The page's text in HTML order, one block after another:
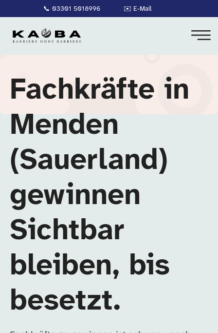
📞 03301 5018996 ✉️ E-Mail
Fachkräfte in
Menden
(Sauerland)
gewinnen
Sichtbar
bleiben, bis
besetzt.